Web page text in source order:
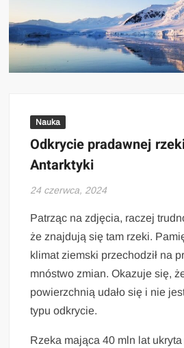
Nauka
Odkrycie pradawnej
Antarktyki
24 czerwca, 2024
Patrząc na zdjęcia, raczej
że znajdują się tam rzeki.
klimat ziemski przechodził na
mnóstwo zmian. Okazuje się,
powierzchnią udało się i nie
typu odkrycie.
Rzeka mająca 40 mln lat